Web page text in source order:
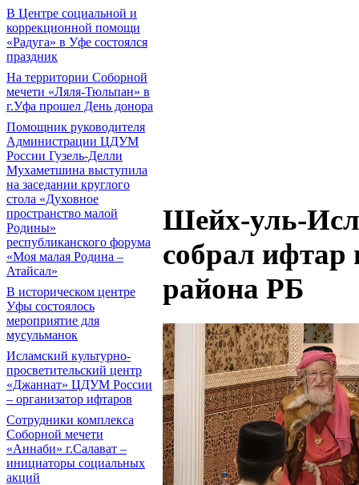
В Центре социальной и
коррекционной помощи
«Радуга» в Уфе состоялся
праздник
На территории Соборной
мечети «Ляля-Тюльпан» в
г.Уфа прошел День донора
Помощник руководителя
Администрации ЦДУМ
России Гузель-Делли
Мухаметшина выступила
на заседании круглого
стола «Духовное
пространство малой
Родины»
республиканского форума
«Моя малая Родина –
Атайсал»
В историческом центре
Уфы состоялось
мероприятие для
мусульманок
Исламский культурно-
просветительский центр
«Джаннат» ЦДУМ России
– организатор ифтаров
Сотрудники комплекса
Соборной мечети
«Аннаби» г.Салават –
инициаторы социальных
акций
Шейх-уль-
собрал ифтар
района РБ